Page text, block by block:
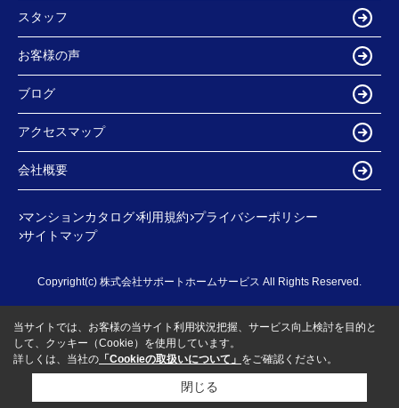
スタッフ
お客様の声
ブログ
アクセスマップ
会社概要
マンションカタログ 利用規約 プライバシーポリシー
サイトマップ
Copyright(c) 株式会社サポートホームサービス All Rights Reserved.
当サイトでは、お客様の当サイト利用状況把握、サービス向上検討を目的と
して、クッキー（Cookie）を使用しています。
詳しくは、当社の 「Cookieの取扱いについて」 をご確認ください。
閉じる